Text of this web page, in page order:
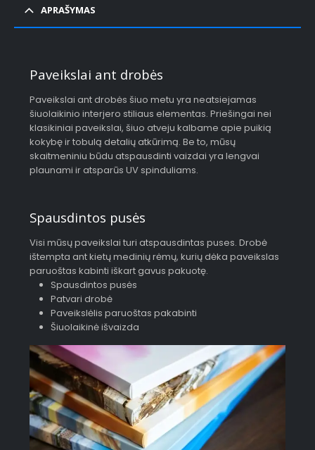
APRAŠYMAS
Paveikslai ant drobės
Paveikslai ant drobės šiuo metu yra neatsiejamas
šiuolaikinio interjero stiliaus elementas. Priešingai nei
klasikiniai paveikslai, šiuo atveju kalbame apie puikią
kokybę ir tobulą detalių atkūrimą. Be to, mūsų
skaitmeniniu būdu atspausdinti vaizdai yra lengvai
plaunami ir atsparūs UV spinduliams.
Spausdintos pusės
Visi mūsų paveikslai turi atspausdintas puses. Drobė
ištempta ant kietų medinių rėmų, kurių dėka paveikslas
paruoštas kabinti iškart gavus pakuotę.
Spausdintos pusės
Patvari drobė
Paveikslėlis paruoštas pakabinti
Šiuolaikinė išvaizda